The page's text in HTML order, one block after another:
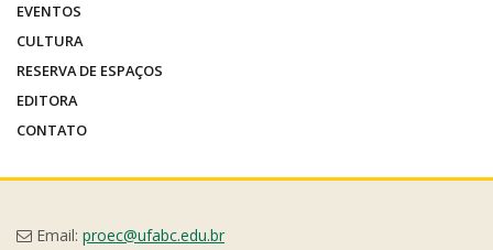
EVENTOS
CULTURA
RESERVA DE ESPAÇOS
EDITORA
CONTATO
Email: proec@ufabc.edu.br